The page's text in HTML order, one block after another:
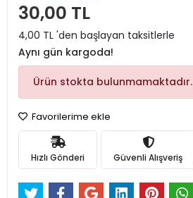
30,00 TL
4,00 TL 'den başlayan taksitlerle
Aynı gün kargoda!
Ürün stokta bulunmamaktadır.
Favorilerime ekle
Hızlı Gönderi Güvenli Alışveriş